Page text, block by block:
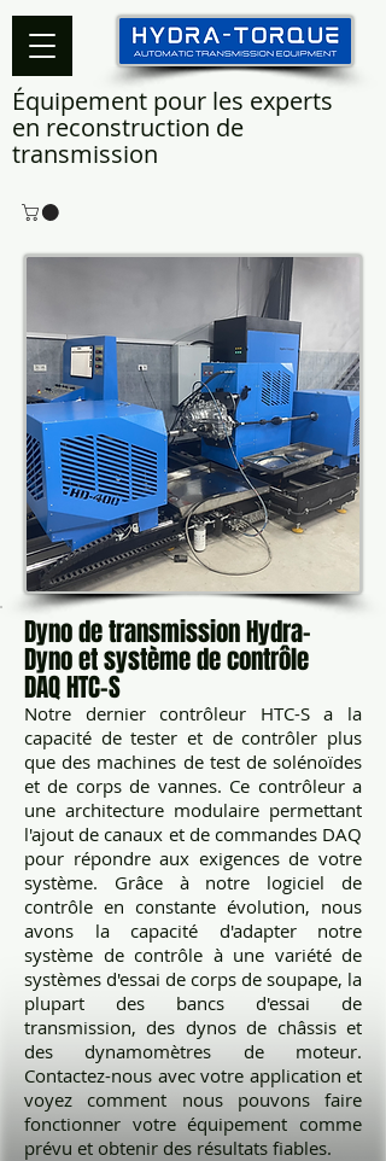
Équipement pour les experts
en reconstruction de
transmission
Dyno de transmission Hydra-
Dyno et système de contrôle
DAQ HTC-S
Notre dernier contrôleur HTC-S a la
capacité de tester et de contrôler plus
que des machines de test de solénoïdes
et de corps de vannes. Ce contrôleur a
une architecture modulaire permettant
l'ajout de canaux et de commandes DAQ
pour répondre aux exigences de votre
système. Grâce à notre logiciel de
contrôle en constante évolution, nous
avons la capacité d'adapter notre
système de contrôle à une variété de
systèmes d'essai de corps de soupape, la
plupart des bancs d'essai de
transmission, des dynos de châssis et
des dynamomètres de moteur.
Contactez-nous avec votre application et
voyez comment nous pouvons faire
fonctionner votre équipement comme
prévu et obtenir des résultats fiables.